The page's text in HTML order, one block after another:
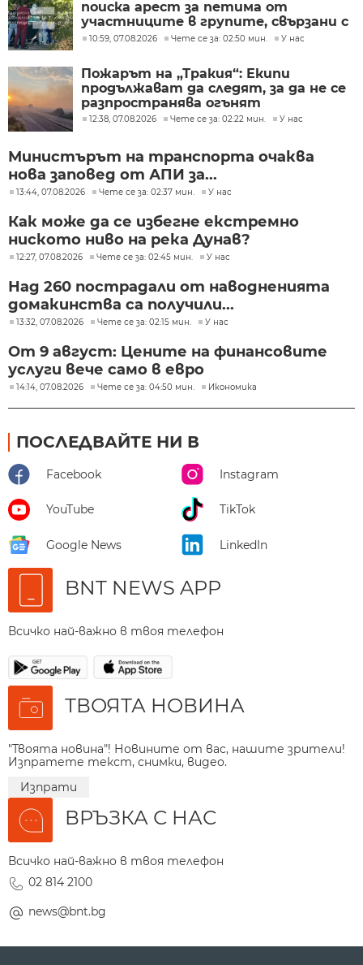
поиска арест за петима от
участниците в групите, свързани с
разбитата лаборатория за
10:59, 07.08.2026 Чете се за: 02:50 мин. У нас
Пожарът на „Тракия“: Екипи
продължават да следят, за да не се
разпространява огънят
12:38, 07.08.2026 Чете се за: 02:22 мин. У нас
Министърът на транспорта очаква
нова заповед от АПИ за...
13:44, 07.08.2026 Чете се за: 02:37 мин. У нас
Как може да се избегне екстремно
ниското ниво на река Дунав?
12:27, 07.08.2026 Чете се за: 02:45 мин. У нас
Над 260 пострадали от наводненията
домакинства са получили...
13:32, 07.08.2026 Чете се за: 02:15 мин. У нас
От 9 август: Цените на финансовите
услуги вече само в евро
14:14, 07.08.2026 Чете се за: 04:50 мин. Икономика
ПОСЛЕДВАЙТЕ НИ В
Facebook Instagram
YouTube TikTok
Google News LinkedIn
BNT NEWS APP
Всичко най-важно в твоя телефон
ТВОЯТА НОВИНА
"Твоята новина"! Новините от вас, нашите зрители!
Изпратете текст, снимки, видео.
Изпрати
ВРЪЗКА С НАС
Всичко най-важно в твоя телефон
02 814 2100
news@bnt.bg